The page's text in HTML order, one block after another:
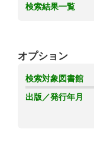
検索結果一覧
オプション
検索対象図書館
出版／発行年月